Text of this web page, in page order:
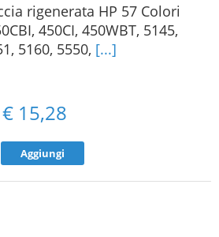
rigenerata HP 57 Colori
450CI, 450WBT, 5145,
5160, 5550, [...]
€ 15,28
Aggiungi